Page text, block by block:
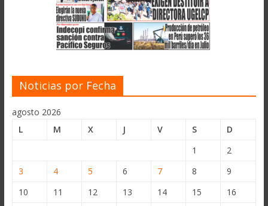
Noticias por Fecha
agosto 2026
L
M X J V S
D
1
2
3
4 5 6 7 8
9
10
11 12 13 14 15
16